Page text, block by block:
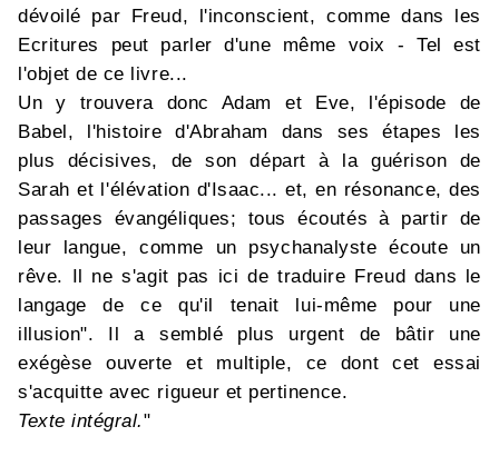
dévoilé par Freud, l'inconscient, comme dans les
Ecritures peut parler d'une même voix - Tel est
l'objet de ce livre...
Un y trouvera donc Adam et Eve, l'épisode de
Babel, l'histoire d'Abraham dans ses étapes les
plus décisives, de son départ à la guérison de
Sarah et l'élévation d'Isaac... et, en résonance, des
passages évangéliques; tous écoutés à partir de
leur langue, comme un psychanalyste écoute un
rêve. Il ne s'agit pas ici de traduire Freud dans le
langage de ce qu'il tenait lui-même pour une
illusion". Il a semblé plus urgent de bâtir une
exégèse ouverte et multiple, ce dont cet essai
s'acquitte avec rigueur et pertinence.
Texte intégral."